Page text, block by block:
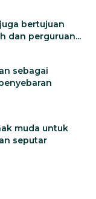
bertujuan
dan perguruan...
sebagai
muda untuk
seputar